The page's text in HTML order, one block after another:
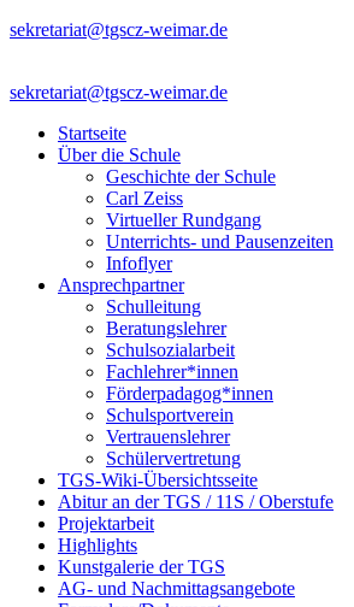
sekretariat@tgscz-weimar.de
sekretariat@tgscz-weimar.de
Startseite
Über die Schule
Geschichte der Schule
Carl Zeiss
Virtueller Rundgang
Unterrichts- und Pausenzeiten
Infoflyer
Ansprechpartner
Schulleitung
Beratungslehrer
Schulsozialarbeit
Fachlehrer*innen
Förderpadagog*innen
Schulsportverein
Vertrauenslehrer
Schülervertretung
TGS-Wiki-Übersichtsseite
Abitur an der TGS / 11S / Oberstufe
Projektarbeit
Highlights
Kunstgalerie der TGS
AG- und Nachmittagsangebote